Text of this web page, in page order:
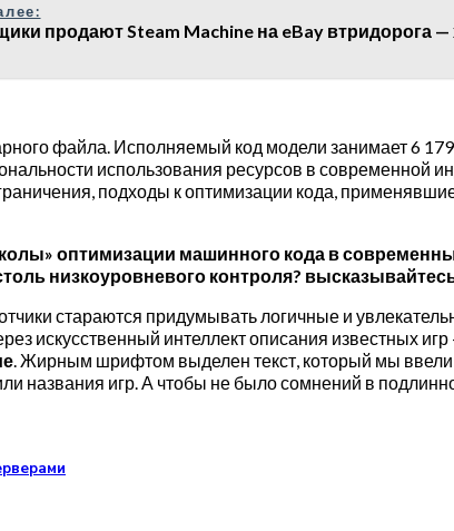
продают Steam Machine на eBay втридорога
файла. Исполняемый код модели занимает 6
использования ресурсов в современной
подходы к оптимизации кода,
оптимизации машинного кода в
низкоуровневого контроля?
стараются придумывать логичные и
искусственный интеллект описания известных
. Жирным шрифтом выделен текст, который мы ввели
названия игр. А чтобы не было сомнений в